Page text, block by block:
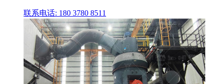
联系电话: 180 3780 8511